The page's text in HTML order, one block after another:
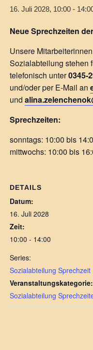
16. Juli 2028, 10:00 -
Neue Sprechzeiten
Unsere
Sozialabteilung stehen
telefonisch unter0345-
und/oder per E-Mail an
und
Sprechzeiten:
sonntags: 10:00 bis
mittwochs: 10:00 bis
DETAILS
Datum:
16. Juli 2028
Zeit:
10:00 - 14:00
Series:
Sozialabteilung Sprechzeit
Veranstaltungskategorie:
Sozialabteilung